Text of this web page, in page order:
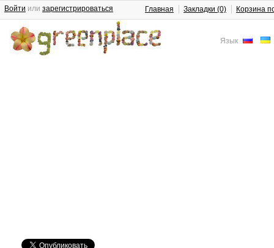
Язык
Войти или зарегистрироваться Главная Закладки (0) Корзина